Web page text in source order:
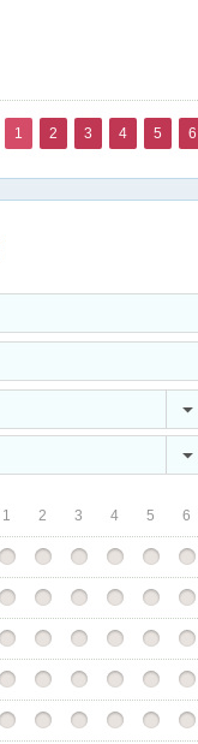
1 2 3 4 5 6
1 2 3 4 5 6